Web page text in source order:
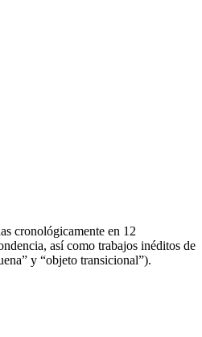
cronológicamente en 12
así como trabajos inéditos de
y “objeto transicional”).